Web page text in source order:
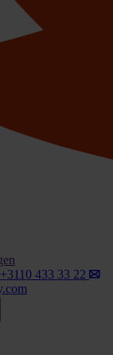
433 33 22